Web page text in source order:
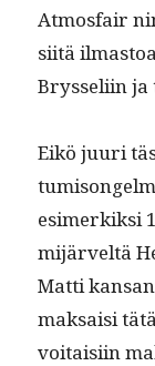
Atmos­fair
siitä
Brys­seli­in ja
Eikö juuri
esimerkik­si
mi­järveltä
Mat­ti
mak­saisi
voitaisi­in